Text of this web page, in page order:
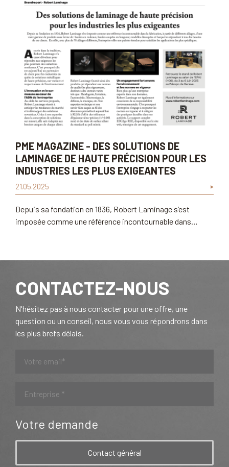
PME MAGAZINE - DES SOLUTIONS DE
LAMINAGE DE HAUTE PRÉCISION POUR LES
INDUSTRIES LES PLUS EXIGEANTES
21.05.2025
Depuis sa fondation en 1836, Robert Laminage s’est
imposée comme une référence incontournable dans…
CONTACTEZ-NOUS
N'hésitez pas à nous contacter pour une offre, une
question ou un conseil, nous vous vous répondrons dans
les plus brefs délais.
Votre demande
Contact général